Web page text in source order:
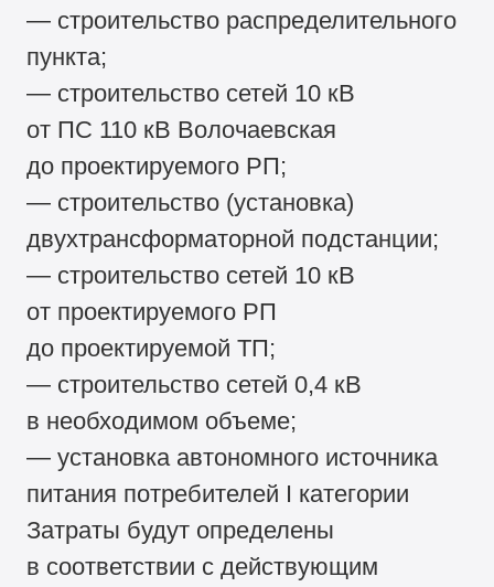
— строительство распределительного
пункта;
— строительство сетей 10 кВ
от ПС 110 кВ Волочаевская
до проектируемого РП;
— строительство (установка)
двухтрансформаторной подстанции;
— строительство сетей 10 кВ
от проектируемого РП
до проектируемой ТП;
— строительство сетей 0,4 кВ
в необходимом объеме;
— установка автономного источника
питания потребителей I категории
Затраты будут определены
в соответствии с действующим